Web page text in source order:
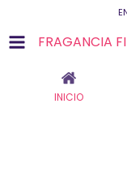
INICIO